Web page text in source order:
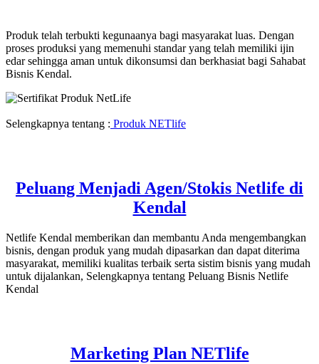
Produk telah terbukti kegunaanya bagi masyarakat luas. Dengan
proses produksi yang memenuhi standar yang telah memiliki ijin
edar sehingga aman untuk dikonsumsi dan berkhasiat bagi Sahabat
Bisnis Kendal.
Selengkapnya tentang : Produk NETlife
Peluang Menjadi Agen/Stokis Netlife di
Kendal
Netlife Kendal memberikan dan membantu Anda mengembangkan
bisnis, dengan produk yang mudah dipasarkan dan dapat diterima
masyarakat, memiliki kualitas terbaik serta sistim bisnis yang mudah
untuk dijalankan, Selengkapnya tentang Peluang Bisnis Netlife
Kendal
Marketing Plan NETlife